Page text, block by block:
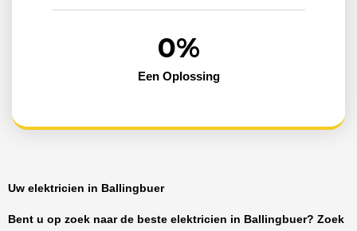
Een Oplossing
0%
Uw elektricien in Ballingbuer
Bent u op zoek naar de beste elektricien in Ballingbuer? Zoek